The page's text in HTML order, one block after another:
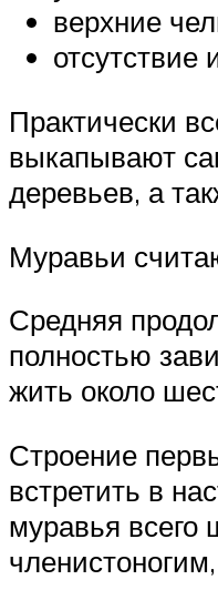
верхние
отсутствие
Практически
выкапывают
деревьев, а
Муравьи
Средняя
полностью
жить около
Строение
встретить в
муравья всего